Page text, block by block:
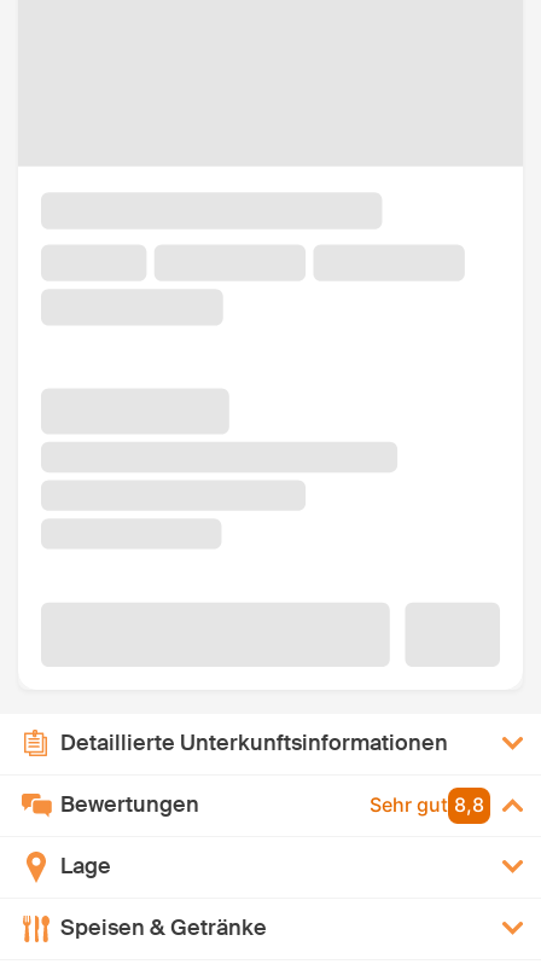
Detaillierte Unterkunftsinformationen
Bewertungen Sehr gut 8,8
Lage
Speisen & Getränke